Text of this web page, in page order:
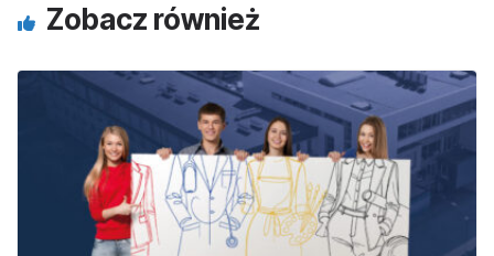
Zobacz również